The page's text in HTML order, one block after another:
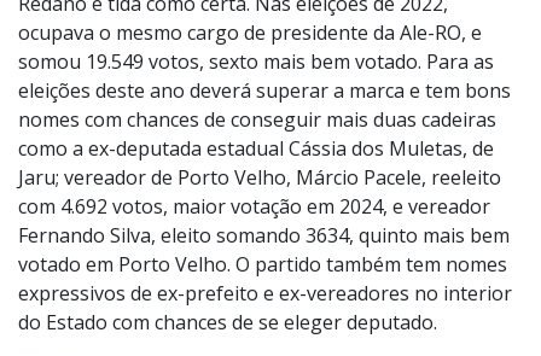
ocupava o mesmo cargo de presidente da Ale-RO, e
somou 19.549 votos, sexto mais bem votado. Para as
eleições deste ano deverá superar a marca e tem bons
nomes com chances de conseguir mais duas cadeiras
como a ex-deputada estadual Cássia dos Muletas, de
Jaru; vereador de Porto Velho, Márcio Pacele, reeleito
com 4.692 votos, maior votação em 2024, e vereador
Fernando Silva, eleito somando 3634, quinto mais bem
votado em Porto Velho. O partido também tem nomes
expressivos de ex-prefeito e ex-vereadores no interior
do Estado com chances de se eleger deputado.